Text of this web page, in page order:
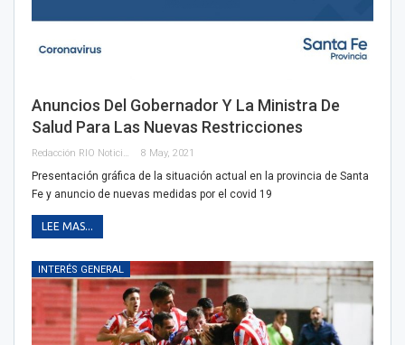
Anuncios Del Gobernador Y La Ministra De
Salud Para Las Nuevas Restricciones
Redacción RIO Noticias 8 May, 2021
Presentación gráfica de la situación actual en la provincia de Santa
Fe y anuncio de nuevas medidas por el covid 19
LEE MAS...
INTERÉS GENERAL